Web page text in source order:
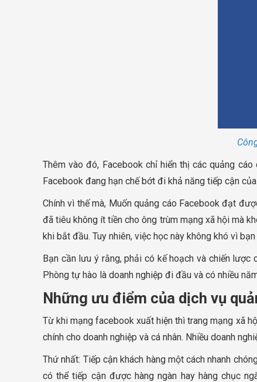
Thêm vào đó, Facebook chỉ hiển thị các quảng
Facebook đang hạn chế bớt đi khả năng tiếp cận
Chính vì thế mà, Muốn quảng cáo Facebook đạt
đã tiêu không ít tiền cho ông trùm mạng xã hội mà
khi bắt đầu. Tuy nhiên, việc học này không khó vì
Bạn cần lưu ý rằng, phải có kế hoạch và chiến
Phòng tự hào là doanh nghiệp đi đầu và có nhiều
Những ưu điểm của dịch vụ
Từ khi mạng facebook xuất hiện thì trang mạng xã
chính cho doanh nghiệp và cá nhân. Nhiều doanh
Thứ nhất: Tiếp cận khách hàng một cách nhanh
có thể tiếp cận được hàng ngàn hay hàng chục